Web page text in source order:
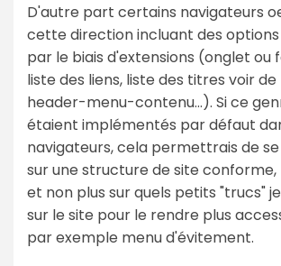
D'autre part certains navigateurs
cette direction incluant des
par le biais d'extensions (onglet ou
liste des liens, liste des titres voir
header-menu-contenu...). Si ce
étaient implémentés par défaut
navigateurs, cela permettrais de
sur une structure de site conforme,
et non plus sur quels petits "trucs"
sur le site pour le rendre plus
par exemple menu d'évitement.